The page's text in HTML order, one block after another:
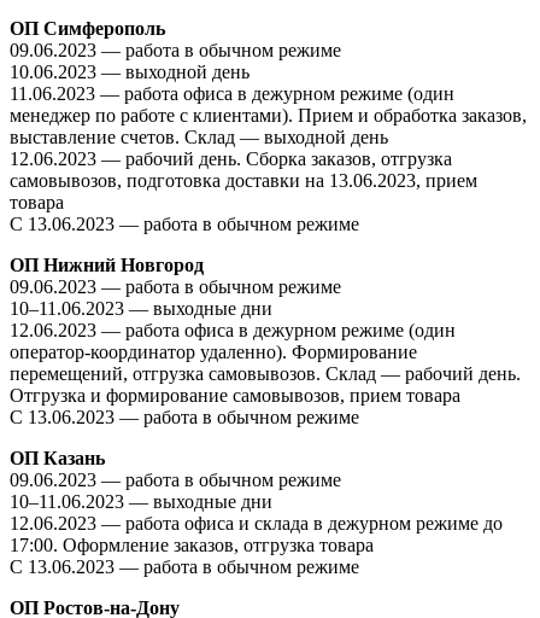
ОП Симферополь
09.06.2023 — работа в обычном режиме
10.06.2023 — выходной день
11.06.2023 — работа офиса в дежурном режиме (один
менеджер по работе с клиентами). Прием и обработка заказов,
выставление счетов. Склад — выходной день
12.06.2023 — рабочий день. Сборка заказов, отгрузка
самовывозов, подготовка доставки на 13.06.2023, прием
товара
С 13.06.2023 — работа в обычном режиме
ОП Нижний Новгород
09.06.2023 — работа в обычном режиме
10–11.06.2023 — выходные дни
12.06.2023 — работа офиса в дежурном режиме (один
оператор-координатор удаленно). Формирование
перемещений, отгрузка самовывозов. Склад — рабочий день.
Отгрузка и формирование самовывозов, прием товара
С 13.06.2023 — работа в обычном режиме
ОП Казань
09.06.2023 — работа в обычном режиме
10–11.06.2023 — выходные дни
12.06.2023 — работа офиса и склада в дежурном режиме до
17:00. Оформление заказов, отгрузка товара
С 13.06.2023 — работа в обычном режиме
ОП Ростов-на-Дону